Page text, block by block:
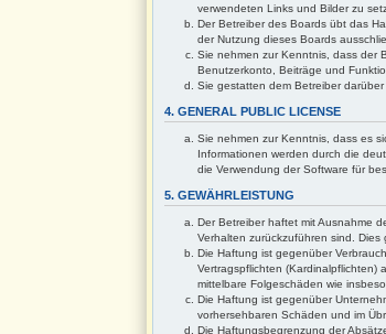
verwendeten Links und Bilder zu
Der Betreiber des Boards übt das
der Nutzung dieses Boards
Sie nehmen zur Kenntnis, dass der
Benutzerkonto, Beiträge und
Sie gestatten dem Betreiber
4. GENERAL PUBLIC LICENSE
Sie nehmen zur Kenntnis, dass es
Informationen werden durch die
die Verwendung der Software für
5. GEWÄHRLEISTUNG
Der Betreiber haftet mit Ausnahme
Verhalten zurückzuführen sind.
Die Haftung ist gegenüber
Vertragspflichten (Kardinalpflichten)
mittelbare Folgeschäden wie
Die Haftung ist gegenüber
vorhersehbaren Schäden und im
Die Haftungsbegrenzung der